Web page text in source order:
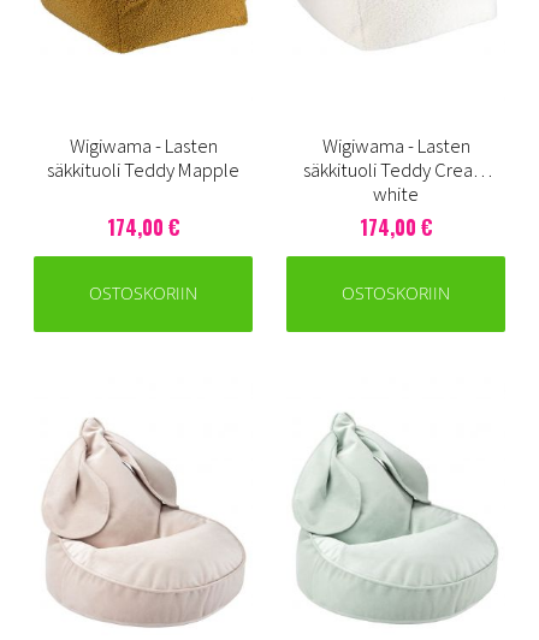
Wigiwama - Lasten
säkkituoli Teddy Mapple
174,00 €
OSTOSKORIIN
Wigiwama - Lasten
säkkituoli Teddy Cream
white
174,00 €
OSTOSKORIIN